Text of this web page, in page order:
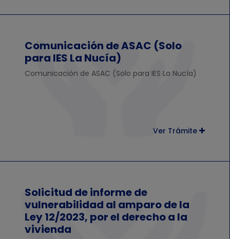
Comunicación de ASAC (Solo
para IES La Nucía)
Comunicación de ASAC (Solo para IES La Nucía)
Ver Trámite
Solicitud de informe de
vulnerabilidad al amparo de la
Ley 12/2023, por el derecho a la
vivienda